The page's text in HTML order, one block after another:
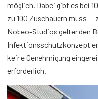
möglich. Dabei gibt es bei
zu 100 Zuschauern muss —
Nobeo-Studios geltenden
Infektionsschutzkonzept
keine Genehmigung
erforderlich.